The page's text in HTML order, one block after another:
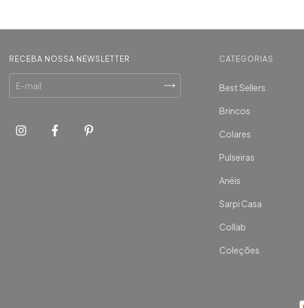
RECEBA NOSSA NEWSLETTER CATEGORIAS
Best Sellers
Brincos
Colares
Pulseiras
Anéis
Sarpi Casa
Collab
Coleções